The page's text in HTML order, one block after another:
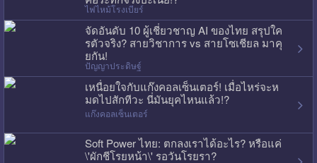
ไฟไหม้โรงเบียร์
จัดอันดับ 10 ผู้เชี่ยวชาญ AI ของไทย สรุปใค
รตัวจริง? สายวิชาการ vs สายโซเชียล มาคุ
ยกัน!
ปัญญาประดิษฐ์
เหนื่อยใจกับแก๊งคอลเซ็นเตอร์! เมื่อไหร่จะห
มดไปสักทีวะ นี่มันยุคไหนแล้ว!?
แก๊งคอลเซ็นเตอร์
Soft Power ไทย: ตกลงเราได้อะไร? หรือแค่
\'ผักชีโรยหน้า\' รอวันโรยรา?